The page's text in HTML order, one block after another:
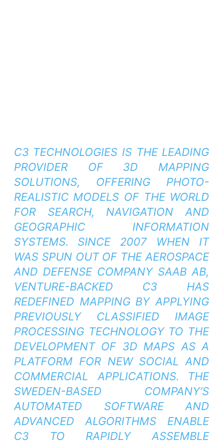
C3 TECHNOLOGIES IS THE LEADING
PROVIDER OF 3D MAPPING
SOLUTIONS, OFFERING PHOTO-
REALISTIC MODELS OF THE WORLD
FOR SEARCH, NAVIGATION AND
GEOGRAPHIC INFORMATION
SYSTEMS.
SINCE 2007 WHEN IT
WAS SPUN OUT OF THE AEROSPACE
AND DEFENSE COMPANY SAAB AB,
VENTURE-BACKED C3 HAS
REDEFINED MAPPING BY APPLYING
PREVIOUSLY CLASSIFIED IMAGE
PROCESSING TECHNOLOGY TO THE
DEVELOPMENT OF 3D MAPS AS A
PLATFORM FOR NEW SOCIAL AND
COMMERCIAL APPLICATIONS.
THE
SWEDEN-BASED COMPANY’S
AUTOMATED SOFTWARE AND
ADVANCED ALGORITHMS ENABLE
C3 TO RAPIDLY ASSEMBLE